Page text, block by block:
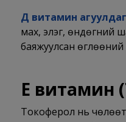
Д витамин агуулдаг
мах, элэг, өндөгний
баяжуулсан өглөөний
Е витамин (
Токоферол нь